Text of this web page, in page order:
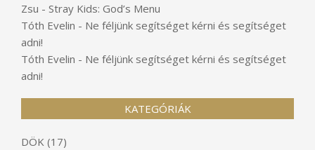
Zsu - Stray Kids: God’s Menu
Tóth Evelin - Ne féljünk segítséget kérni és segítséget
adni!
Tóth Evelin - Ne féljünk segítséget kérni és segítséget
adni!
KATEGÓRIÁK
DÖK (17)